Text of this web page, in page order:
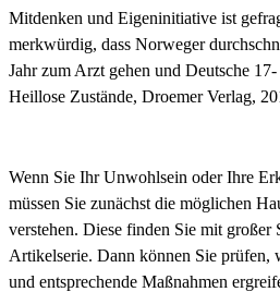
Mitdenken und Eigeninitiative ist
merkwürdig, dass Norweger
Jahr zum Arzt gehen und Deutsche 17-
Heillose Zustände, Droemer Verlag,
Wenn Sie Ihr Unwohlsein oder Ihre
müssen Sie zunächst die möglichen
verstehen. Diese finden Sie mit großer
Artikelserie. Dann können Sie prüfen,
und entsprechende Maßnahmen